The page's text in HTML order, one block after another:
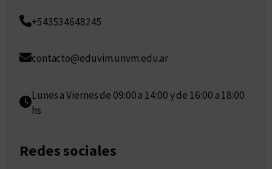
+543534648245
contacto@eduvim.unvm.edu.ar
Lunes a Viernes de 09:00 a 14:00 y de 16:00 a 18:00
hs
Redes sociales